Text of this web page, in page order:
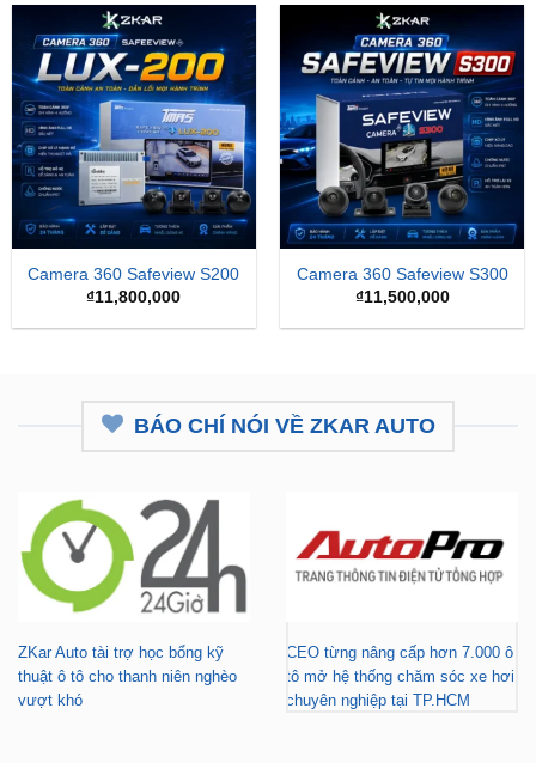
Camera 360 Safeview S200
₫11,800,000
Camera 360 Safeview S300
₫11,500,000
BÁO CHÍ NÓI VỀ ZKAR AUTO
ZKar Auto tài trợ học bổng kỹ
thuật ô tô cho thanh niên nghèo
vượt khó
CEO từng nâng cấp hơn 7.000 ô
tô mở hệ thống chăm sóc xe hơi
chuyên nghiệp tại TP.HCM